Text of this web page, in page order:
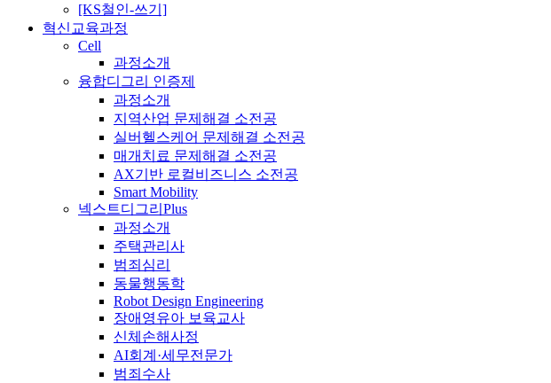
[KS철인-쓰기]
혁신교육과정
Cell
과정소개
융합디그리 인증제
과정소개
지역산업 문제해결 소전공
실버헬스케어 문제해결 소전공
매개치료 문제해결 소전공
AX기반 로컬비즈니스 소전공
Smart Mobility
넥스트디그리Plus
과정소개
주택관리사
범죄심리
동물행동학
Robot Design Engineering
장애영유아 보육교사
신체손해사정
AI회계·세무전문가
범죄수사